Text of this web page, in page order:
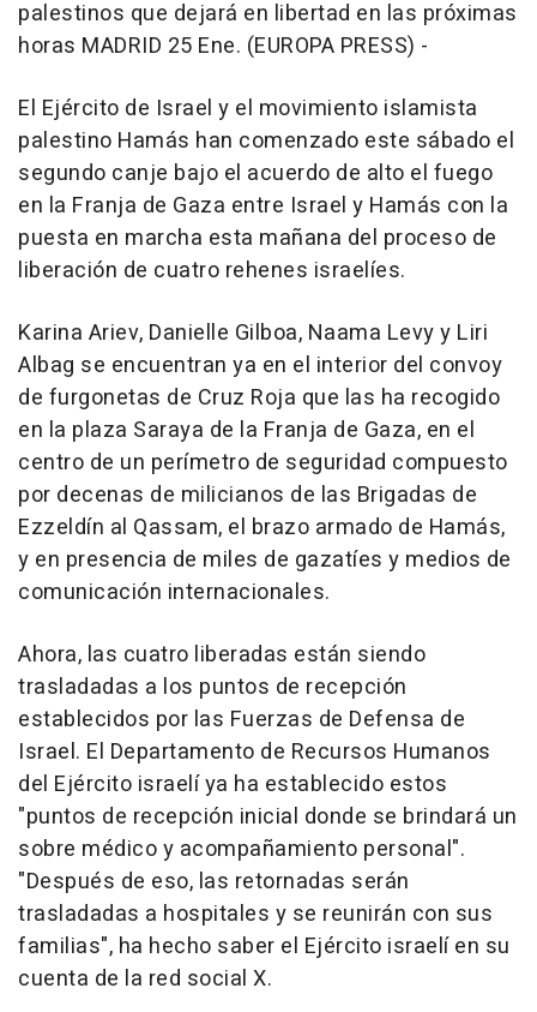
palestinos que dejará en libertad en las próximas
horas MADRID 25 Ene. (EUROPA PRESS) -
El Ejército de Israel y el movimiento islamista
palestino Hamás han comenzado este sábado el
segundo canje bajo el acuerdo de alto el fuego
en la Franja de Gaza entre Israel y Hamás con la
puesta en marcha esta mañana del proceso de
liberación de cuatro rehenes israelíes.
Karina Ariev, Danielle Gilboa, Naama Levy y Liri
Albag se encuentran ya en el interior del convoy
de furgonetas de Cruz Roja que las ha recogido
en la plaza Saraya de la Franja de Gaza, en el
centro de un perímetro de seguridad compuesto
por decenas de milicianos de las Brigadas de
Ezzeldín al Qassam, el brazo armado de Hamás,
y en presencia de miles de gazatíes y medios de
comunicación internacionales.
Ahora, las cuatro liberadas están siendo
trasladadas a los puntos de recepción
establecidos por las Fuerzas de Defensa de
Israel. El Departamento de Recursos Humanos
del Ejército israelí ya ha establecido estos
"puntos de recepción inicial donde se brindará un
sobre médico y acompañamiento personal".
"Después de eso, las retornadas serán
trasladadas a hospitales y se reunirán con sus
familias", ha hecho saber el Ejército israelí en su
cuenta de la red social X.